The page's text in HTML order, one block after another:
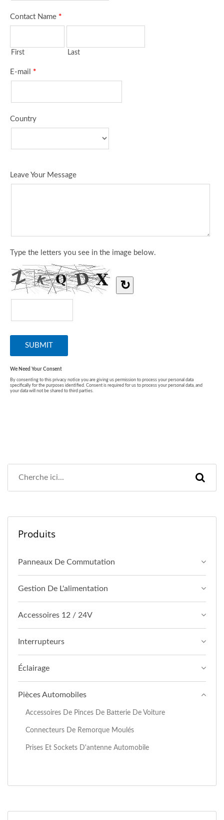
Produits
Panneaux De Commutation
Gestion De L'alimentation
Accessoires 12 / 24V
Interrupteurs
Éclairage
Pièces Automobiles
Accessoires De Pinces De Batterie De Voiture
Connecteurs De Remorque Moulés
Prises Et Sockets D'antenne Automobile